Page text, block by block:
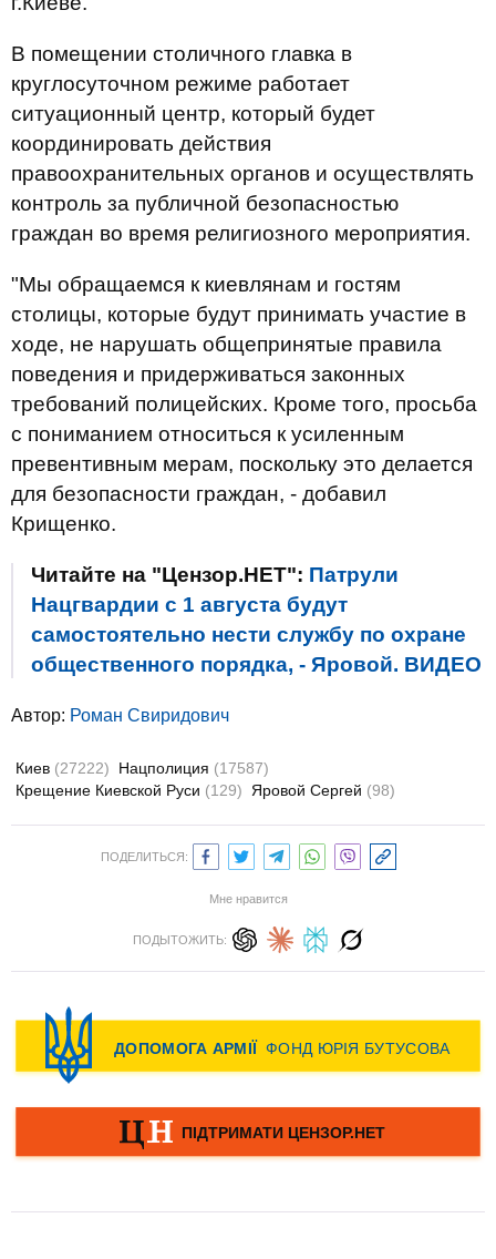
В помещении столичного главка в
круглосуточном режиме работает
ситуационный центр, который будет
координировать действия
правоохранительных органов и осуществлять
контроль за публичной безопасностью
граждан во время религиозного мероприятия.
"Мы обращаемся к киевлянам и гостям
столицы, которые будут принимать участие в
ходе, не нарушать общепринятые правила
поведения и придерживаться законных
требований полицейских. Кроме того, просьба
с пониманием относиться к усиленным
превентивным мерам, поскольку это делается
для безопасности граждан, - добавил
Крищенко.
Читайте на "Цензор.НЕТ": Патрули
Нацгвардии с 1 августа будут
самостоятельно нести службу по охране
общественного порядка, - Яровой. ВИДЕО
Автор: Роман Свиридович
Киев (27222) Нацполиция (17587)
Крещение Киевской Руси (129) Яровой Сергей (98)
ПОДЕЛИТЬСЯ:
Мне нравится
ПОДЫТОЖИТЬ: